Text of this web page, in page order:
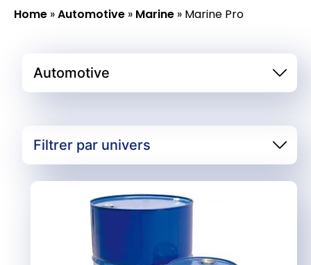
Home »Automotive » Marine » Marine Pro